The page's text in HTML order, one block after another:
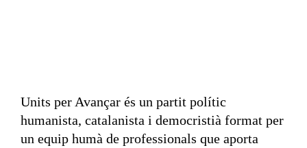
Units per Avançar és un partit polític
humanista, catalanista i democristià format per
un equip humà de professionals que aporta